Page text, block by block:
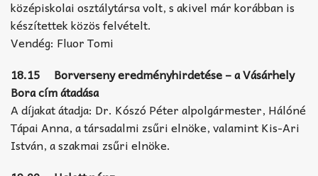
középiskolai osztálytársa volt, s akivel már korábban is
készítettek közös felvételt.
Vendég: Fluor Tomi
18.15 Borverseny eredményhirdetése – a Vásárhely
Bora cím átadása
A díjakat átadja: Dr. Kószó Péter alpolgármester, Hálóné
Tápai Anna, a társadalmi zsűri elnöke, valamint Kis-Ari
István, a szakmai zsűri elnöke.